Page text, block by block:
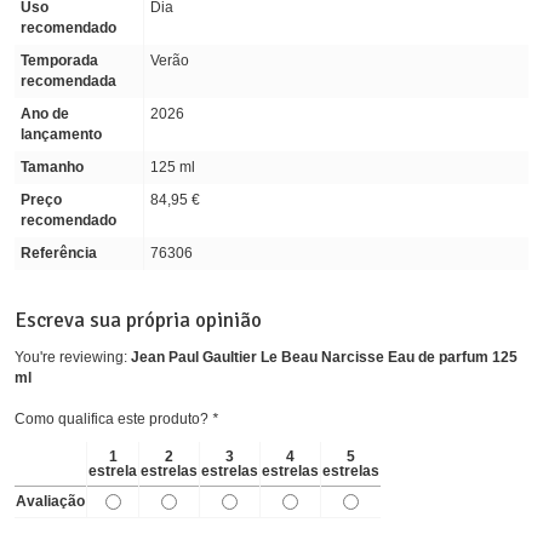
Uso
recomendado
Dia
Temporada
recomendada
Verão
Ano de
lançamento
2026
Tamanho
125 ml
Preço
recomendado
84,95 €
Referência 76306
Escreva sua própria opinião
You're reviewing: Jean Paul Gaultier Le Beau Narcisse Eau de parfum 125
ml
Como qualifica este produto? *
1
estrela
2
estrelas
3
estrelas
4
estrelas
5
estrelas
Avaliação